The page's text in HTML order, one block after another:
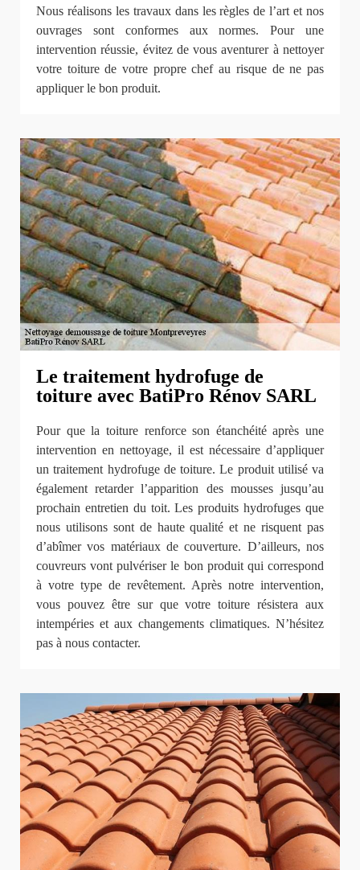
Nous réalisons les travaux dans les règles de l’art et nos
ouvrages sont conformes aux normes. Pour une
intervention réussie, évitez de vous aventurer à nettoyer
votre toiture de votre propre chef au risque de ne pas
appliquer le bon produit.
Le traitement hydrofuge de
toiture avec BatiPro Rénov SARL
Pour que la toiture renforce son étanchéité après une
intervention en nettoyage, il est nécessaire d’appliquer
un traitement hydrofuge de toiture. Le produit utilisé va
également retarder l’apparition des mousses jusqu’au
prochain entretien du toit. Les produits hydrofuges que
nous utilisons sont de haute qualité et ne risquent pas
d’abîmer vos matériaux de couverture. D’ailleurs, nos
couvreurs vont pulvériser le bon produit qui correspond
à votre type de revêtement. Après notre intervention,
vous pouvez être sur que votre toiture résistera aux
intempéries et aux changements climatiques. N’hésitez
pas à nous contacter.